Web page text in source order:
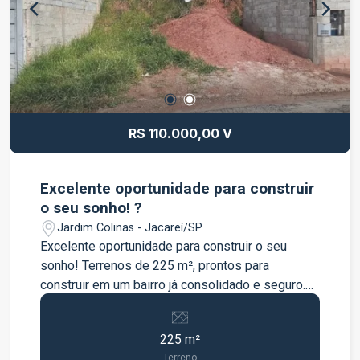
R$ 110.000,00 V
Excelente oportunidade para construir
o seu sonho! ?
Jardim Colinas - Jacareí/SP
Excelente oportunidade para construir o seu
sonho! Terrenos de 225 m², prontos para
construir em um bairro já consolidado e seguro.
Comprar um lote que já possui vizinhos laterais
traz duas grandes vantagens para você:
Economia real: Você reduz custos futuros com o
225 m²
Terreno